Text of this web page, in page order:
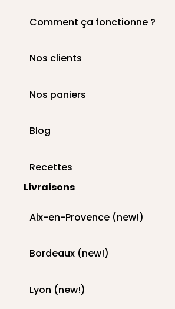
Comment ça fonctionne ?
Nos clients
Nos paniers
Blog
Recettes
Livraisons
Aix-en-Provence (new!)
Bordeaux (new!)
Lyon (new!)